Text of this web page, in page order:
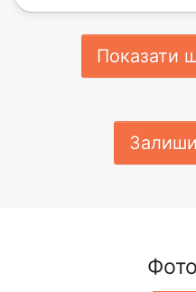
Показати